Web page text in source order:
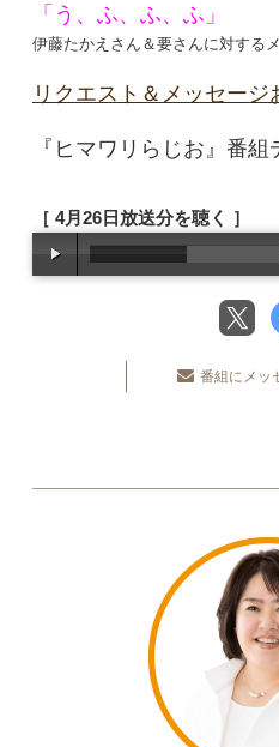
「う、ふ、ふ、ふ」
伊藤たかえさん＆要さんに対する
リクエスト＆メッセージ
『ヒマワリらじお』番
［ 4月26日放送分を聴く ］
番組にメッ